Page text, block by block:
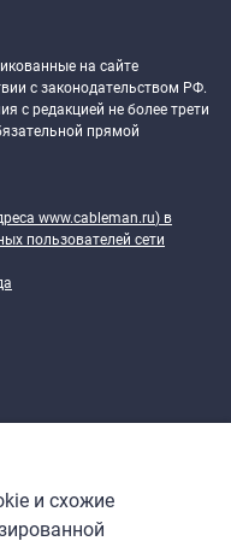
на сайте
с законодательством РФ.
с редакцией не более трети
прямой
www.cableman.ru) в
пользователей сети
и схожие